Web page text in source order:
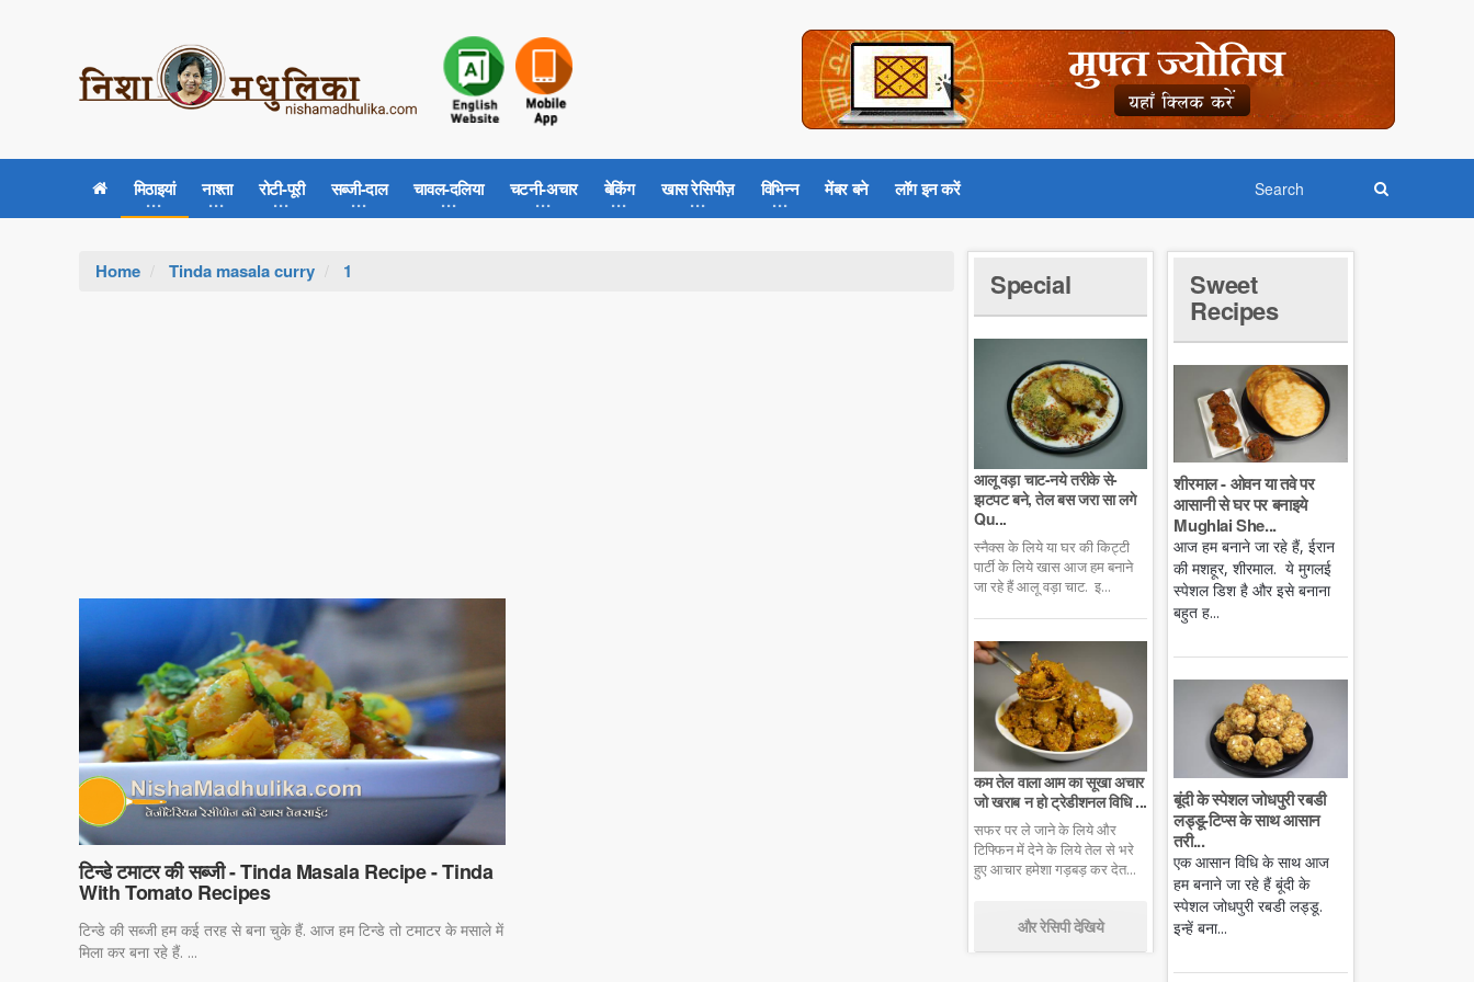
मिठाइयां नाश्ता रोटी-पूरी सब्जी-दाल चावल-दलिया चटनी-अचार बेकिंग खास रेसिपीज़ विभिन्न मेंबर बने लॉग इन करें
Home Tinda masala curry 1
टिन्डे टमाटर की सब्जी - Tinda Masala Recipe - Tinda
With Tomato Recipes
टिन्डे की सब्जी हम कई तरह से बना चुके हैं. आज हम टिन्डे तो टमाटर के मसाले में
मिला कर बना रहे हैं. ...
Special
आलू वड़ा चाट-नये तरीके से-
झटपट बने, तेल बस जरा सा लगे
Qu...
स्नैक्स के लिये या घर की किट्टी
पार्टी के लिये खास आज हम बनाने
जा रहे हैं आलू वड़ा चाट. इ...
कम तेल वाला आम का सूखा अचार
जो खराब न हो ट्रेडीशनल विधि ...
सफर पर ले जाने के लिये और
टिफ्फिन में देने के लिये तेल से भरे
हुए आचार हमेशा गड़बड़ कर देत...
और रेसिपी देखिये
Sweet
Recipes
शीरमाल - ओवन या तवे पर
आसानी से घर पर बनाइये
Mughlai She...
आज हम बनाने जा रहे हैं, ईरान
की मशहूर, शीरमाल. ये मुगलई
स्पेशल डिश है और इसे बनाना
बहुत ह...
बूंदी के स्पेशल जोधपुरी रबडी
लड्डू-टिप्स के साथ आसान
तरी...
एक आसान विधि के साथ आज
हम बनाने जा रहे हैं बूंदी के
स्पेशल जोधपुरी रबडी लड्डू.
इन्हें बना...